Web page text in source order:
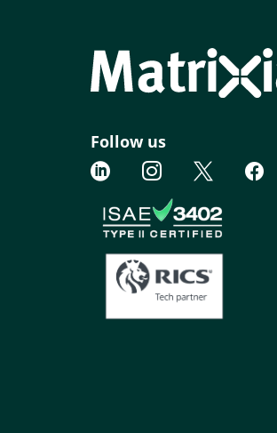
Follow us
   